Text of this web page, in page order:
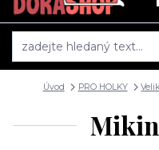
Úvod PRO HOLKY